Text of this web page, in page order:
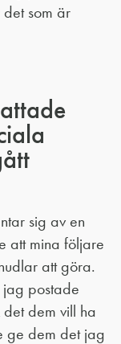
det som är
sig av en
att mina följare
att göra.
postade
dem vill ha
ge dem det jag